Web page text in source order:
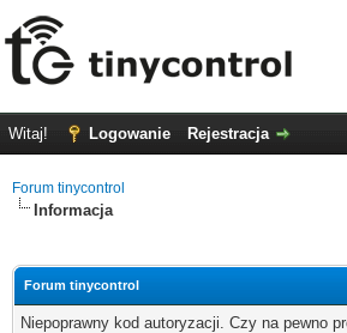
Witaj! Logowanie Rejestracja
Forum tinycontrol
Informacja
Forum tinycontrol
Niepoprawny kod autoryzacji. Czy na pewno